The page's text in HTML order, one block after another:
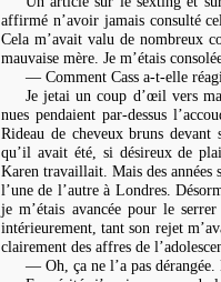
affirmé n’avoir jamais consulté
Cela m’avait valu de nombreux
mauvaise mère. Je m’étais
— Comment Cass a-t-elle
Je jetai un coup d’œil vers
nues pendaient par-dessus
Rideau de cheveux bruns
qu’il avait été, si désireux de
Karen travaillait. Mais des années
l’une de l’autre à Londres.
je m’étais avancée pour le
intérieurement, tant son rejet
clairement des affres de
— Oh, ça ne l’a pas dérangée.